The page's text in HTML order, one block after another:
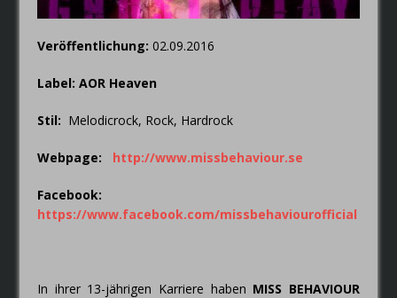
Veröffentlichung: 02.09.2016
Label:AOR Heaven
Stil: Melodicrock, Rock, Hardrock
Webpage: http://www.missbehaviour.se
Facebook:
https://www.facebook.com/missbehaviourofficial
In ihrer 13-jährigen Karriere haben MISS BEHAVIOUR